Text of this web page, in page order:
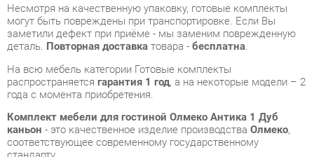
На всю мебель категории Готовые комплекты
распространяетсягарантия 1 год, а на некоторые модели – 2
года с момента приобретения.
Комплект мебели для гостиной Олмеко Антика 1 Дуб
каньон- это качественное изделие производства
соответствующее современному государственному
стандарту.
Надеемся, вы останетесь довольны вашим приобретением, и
будем рады, если вы оставите отзыв об опыте его
использования, который поможет сориентироваться нашим
будущим покупателям.